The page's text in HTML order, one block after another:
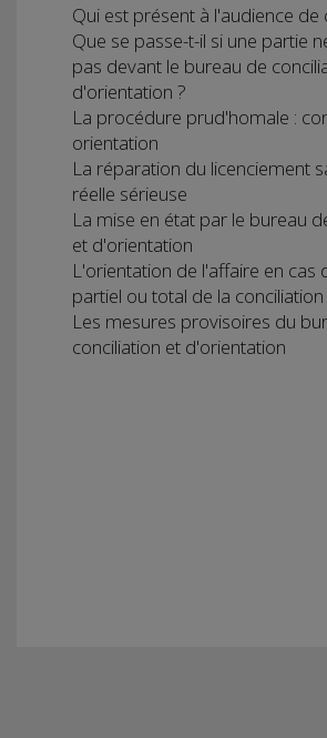
Qui est présent à l'audience de
Que se passe-t-il si une partie
pas devant le bureau de
d'orientation ?
La procédure prud'homale :
orientation
La réparation du licenciement
réelle sérieuse
La mise en état par le bureau
et d'orientation
L'orientation de l'affaire en cas
partiel ou total de la conciliation
Les mesures provisoires du
conciliation et d'orientation